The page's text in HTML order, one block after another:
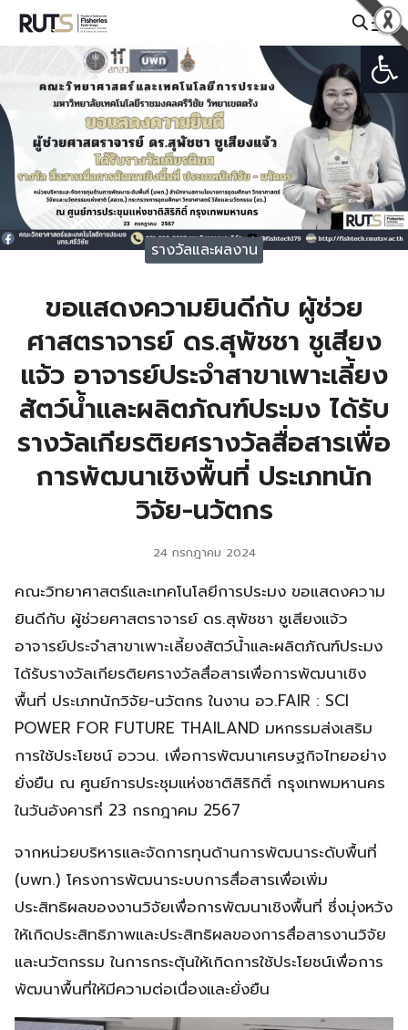
Skip
รางวัลและผลงาน
ขอแสดงความยินดีกับ ผู้ช่วย
ศาสตราจารย์ ดร.สุพัชชา ชูเสียง
แจ้ว อาจารย์ประจำสาขาเพาะเลี้ยง
สัตว์น้ำและผลิตภัณฑ์ประมง ได้รับ
รางวัลเกียรติยศรางวัลสื่อสารเพื่อ
การพัฒนาเชิงพื้นที่ ประเภทนัก
วิจัย-นวัตกร
24 กรกฎาคม 2024
คณะวิทยาศาสตร์และเทคโนโลยีการประมง ขอแสดงความ
ยินดีกับ ผู้ช่วยศาสตราจารย์ ดร.สุพัชชา ชูเสียงแจ้ว
อาจารย์ประจำสาขาเพาะเลี้ยงสัตว์น้ำและผลิตภัณฑ์ประมง
ได้รับรางวัลเกียรติยศรางวัลสื่อสารเพื่อการพัฒนาเชิง
พื้นที่ ประเภทนักวิจัย-นวัตกร ในงาน อว.FAIR : SCI
POWER FOR FUTURE THAILAND มหกรรมส่งเสริม
การใช้ประโยชน์ อววน. เพื่อการพัฒนาเศรษฐกิจไทยอย่าง
ยั่งยืน ณ ศูนย์การประชุมแห่งชาติสิริกิติ์ กรุงเทพมหานคร
ในวันอังคารที่ 23 กรกฎาคม 2567
จากหน่วยบริหารและจัดการทุนด้านการพัฒนาระดับพื้นที่
(บพท.) โครงการพัฒนาระบบการสื่อสารเพื่อเพิ่ม
ประสิทธิผลของงานวิจัยเพื่อการพัฒนาเชิงพื้นที่ ซึ่งมุ่งหวัง
ให้เกิดประสิทธิภาพและประสิทธิผลของการสื่อสารงานวิจัย
และนวัตกรรม ในการกระตุ้นให้เกิดการใช้ประโยชน์เพื่อการ
พัฒนาพื้นที่ให้มีความต่อเนื่องและยั่งยืน